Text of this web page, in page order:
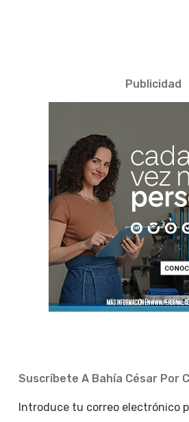
Publicidad
Suscríbete A Bahía César Por
Introduce tu correo electrónico